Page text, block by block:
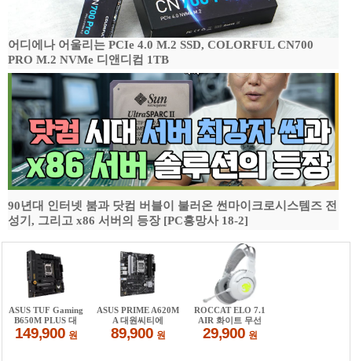
어디에나 어울리는 PCIe 4.0 M.2 SSD, COLORFUL CN700
PRO M.2 NVMe 디앤디컴 1TB
90년대 인터넷 붐과 닷컴 버블이 불러온 썬마이크로시스템즈 전
성기, 그리고 x86 서버의 등장 [PC흥망사 18-2]